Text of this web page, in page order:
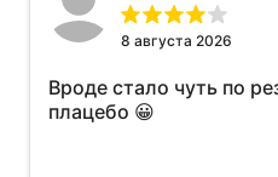
8 августа 2026
Вроде стало чуть по
плацебо 😀